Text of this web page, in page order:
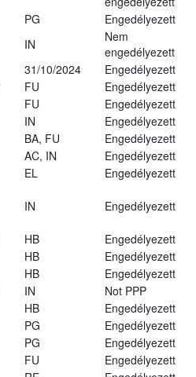
PG
Engedélyezett
IN
Nem
engedélyezett
31/10/2024
Engedélyezett
FU
Engedélyezett
FU
Engedélyezett
IN
Engedélyezett
BA, FU
Engedélyezett
AC, IN
Engedélyezett
EL
Engedélyezett
IN Engedélyezett
HB
Engedélyezett
HB
Engedélyezett
HB
Engedélyezett
IN
Not PPP
HB
Engedélyezett
PG
Engedélyezett
PG
Engedélyezett
FU
Engedélyezett